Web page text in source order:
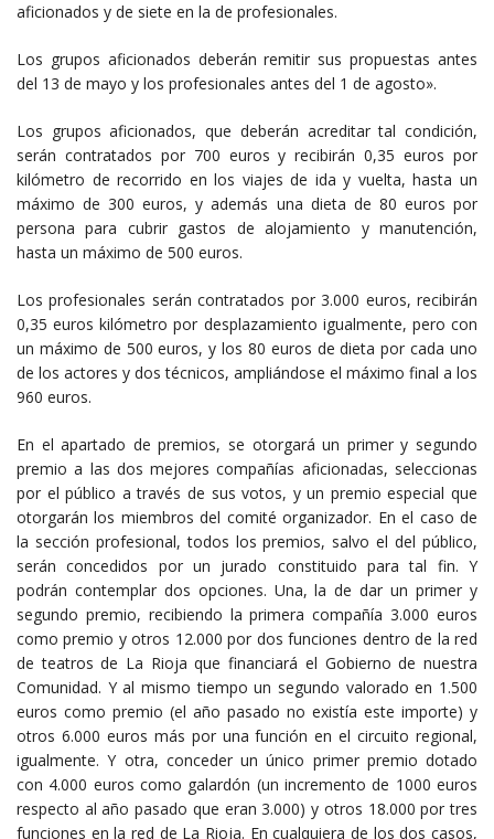
aficionados y de siete en la de profesionales.
Los grupos aficionados deberán remitir sus propuestas antes
del 13 de mayo y los profesionales antes del 1 de agosto».
Los grupos aficionados, que deberán acreditar tal condición,
serán contratados por 700 euros y recibirán 0,35 euros por
kilómetro de recorrido en los viajes de ida y vuelta, hasta un
máximo de 300 euros, y además una dieta de 80 euros por
persona para cubrir gastos de alojamiento y manutención,
hasta un máximo de 500 euros.
Los profesionales serán contratados por 3.000 euros, recibirán
0,35 euros kilómetro por desplazamiento igualmente, pero con
un máximo de 500 euros, y los 80 euros de dieta por cada uno
de los actores y dos técnicos, ampliándose el máximo final a los
960 euros.
En el apartado de premios, se otorgará un primer y segundo
premio a las dos mejores compañías aficionadas, seleccionas
por el público a través de sus votos, y un premio especial que
otorgarán los miembros del comité organizador. En el caso de
la sección profesional, todos los premios, salvo el del público,
serán concedidos por un jurado constituido para tal fin. Y
podrán contemplar dos opciones. Una, la de dar un primer y
segundo premio, recibiendo la primera compañía 3.000 euros
como premio y otros 12.000 por dos funciones dentro de la red
de teatros de La Rioja que financiará el Gobierno de nuestra
Comunidad. Y al mismo tiempo un segundo valorado en 1.500
euros como premio (el año pasado no existía este importe) y
otros 6.000 euros más por una función en el circuito regional,
igualmente. Y otra, conceder un único primer premio dotado
con 4.000 euros como galardón (un incremento de 1000 euros
respecto al año pasado que eran 3.000) y otros 18.000 por tres
funciones en la red de La Rioja. En cualquiera de los dos casos,